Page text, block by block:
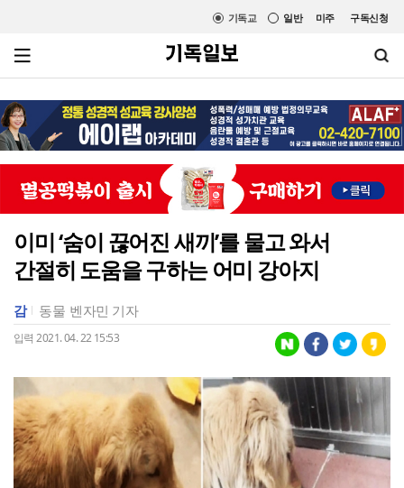
미주 구독신청
일반
기독교
이미 ‘숨이 끊어진 새끼’를 물고 와서
간절히 도움을 구하는 어미 강아지
감 동물 벤자민 기자
입력 2021. 04. 22 15:53